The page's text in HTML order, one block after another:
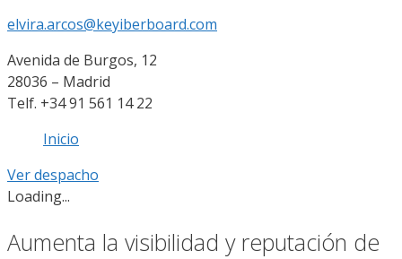
elvira.arcos@keyiberboard.com
Avenida de Burgos, 12
28036 – Madrid
Telf. +34 91 561 14 22
Inicio
Ver despacho
Loading...
Aumenta la visibilidad y reputación de